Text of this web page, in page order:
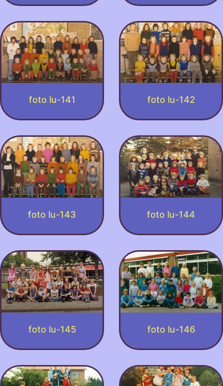
foto lu-141 foto lu-142
foto lu-143 foto lu-144
foto lu-145 foto lu-146